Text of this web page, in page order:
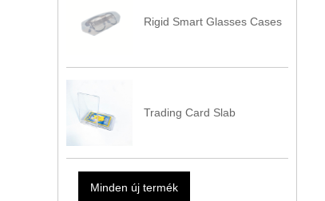
Rigid Smart Glasses Cases
Trading Card Slab
Minden új termék